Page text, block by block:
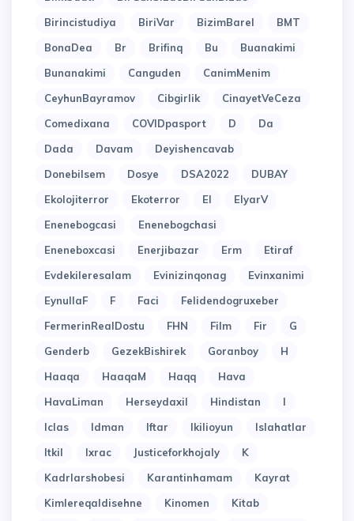
Birincistudiya
BiriVar BizimBarel
BMT
BonaDea
Br Brifinq Bu
Buanakimi
Bunanakimi
Canguden
CanimMenim
CeyhunBayramov
Cibgirlik
CinayetVeCeza
Comedixana
COVIDpasport D
Da
Dada
Davam
Deyishencavab
Donebilsem
Dosye DSA2022
DUBAY
Ekolojiterror
Ekoterror El
ElyarV
Enenebogcasi
Enenebogchasi
Eneneboxcasi
Enerjibazar Erm
Etiraf
Evdekileresalam
Evinizinqonag
Evinxanimi
EynullaF
F Faci
Felidendogruxeber
FermerinRealDostu
FHN Film Fir
G
Genderb
GezekBishirek Goranboy
H
Haaqa
HaaqaM Haqq
Hava
HavaLiman
Herseydaxil Hindistan
I
Iclas
Idman Iftar Ikilioyun
Islahatlar
Itkil
Ixrac Justiceforkhojaly
K
Kadrlarshobesi
Karantinhamam
Kayrat
Kimlereqaldisehne
Kinomen
Kitab